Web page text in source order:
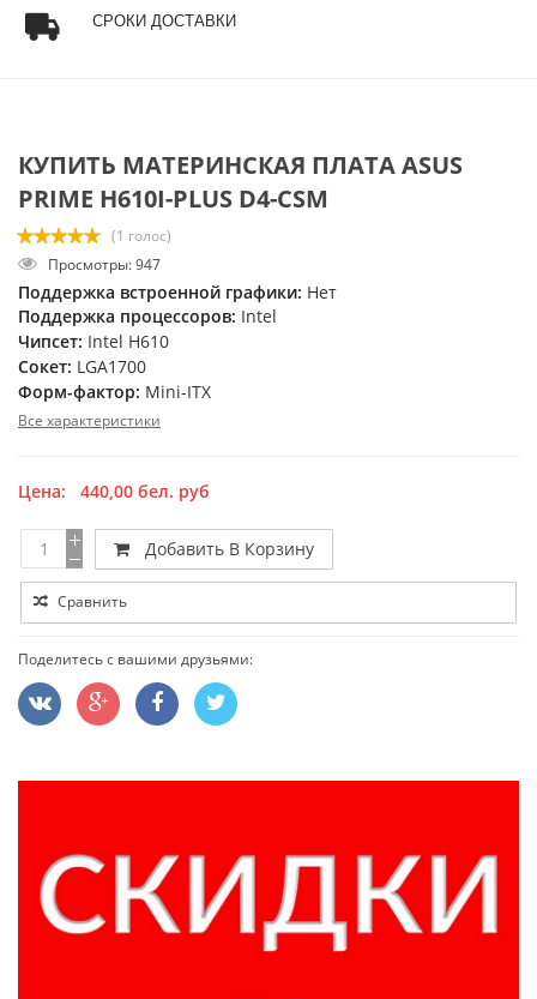
СРОКИ ДОСТАВКИ
КУПИТЬ МАТЕРИНСКАЯ ПЛАТА ASUS
PRIME H610I-PLUS D4-CSM
(1 голос)
Просмотры: 947
Поддержка встроенной графики: Нет
Поддержка процессоров: Intel
Чипсет: Intel H610
Сокет: LGA1700
Форм-фактор: Mini-ITX
Все характеристики
Цена: 440,00 бел. руб
Добавить В Корзину
Сравнить
Поделитесь с вашими друзьями: